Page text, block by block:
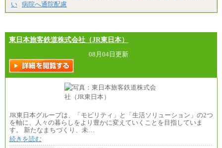
い 病院へ通院配慮
東日本旅客鉄道株式会社（JR東日本）
08月04日更新
JR東日本グループは、「モビリティ」と「生活ソリューション」の2つ
を軸に、人々の暮らしをより豊かに変えていくことを目指していま
す。 新たなまちづくり、未…
続きを読む